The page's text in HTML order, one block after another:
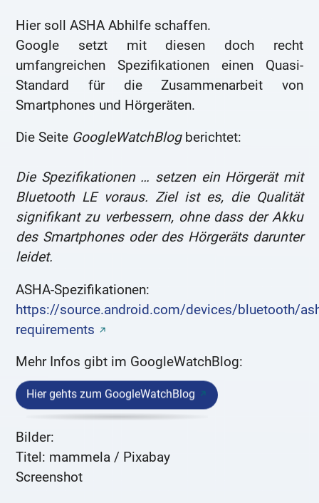
Hier soll ASHA Abhilfe schaffen.
Google setzt mit diesen doch recht
umfangreichen Spezifikationen einen Quasi-
Standard für die Zusammenarbeit von
Smartphones und Hörgeräten.
Die Seite GoogleWatchBlogberichtet:
Die Spezifikationen … setzen ein Hörgerät mit
Bluetooth LE voraus. Ziel ist es, die Qualität
signifikant zu verbessern, ohne dass der Akku
des Smartphones oder des Hörgeräts darunter
leidet.
ASHA-Spezifikationen:
https://source.android.com/devices/bluetooth/
requirements
Mehr Infos gibt im GoogleWatchBlog:
Hier gehts zum GoogleWatchBlog
Bilder:
Titel: mammela / Pixabay
Screenshot